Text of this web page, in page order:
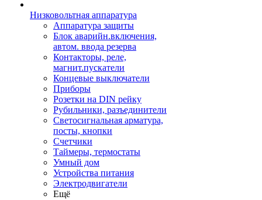
Низковольтная аппаратура
Аппаратура защиты
Блок аварийн.включения,
автом. ввода резерва
Контакторы, реле,
магнит.пускатели
Концевые выключатели
Приборы
Розетки на DIN рейку
Рубильники, разъединители
Светосигнальная арматура,
посты, кнопки
Счетчики
Таймеры, термостаты
Умный дом
Устройства питания
Электродвигатели
Ещё